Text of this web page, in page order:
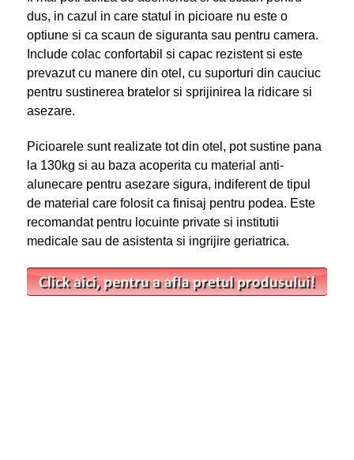
dus, in cazul in care statul in picioare nu este o
optiune si ca scaun de siguranta sau pentru camera.
Include colac confortabil si capac rezistent si este
prevazut cu manere din otel, cu suporturi din cauciuc
pentru sustinerea bratelor si sprijinirea la ridicare si
asezare.
Picioarele sunt realizate tot din otel, pot sustine pana
la 130kg si au baza acoperita cu material anti-
alunecare pentru asezare sigura, indiferent de tipul
de material care folosit ca finisaj pentru podea. Este
recomandat pentru locuinte private si institutii
medicale sau de asistenta si ingrijire geriatrica.